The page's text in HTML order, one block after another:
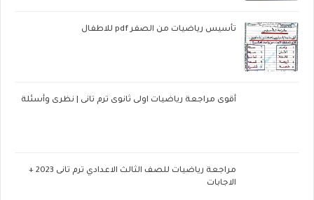
تأسيس رياضيات من الصفر pdf للاطفال
أقوى مراجعة رياضيات اولى ثانوى ترم تانى | نظرى وأسئلة
مراجعة رياضيات للصف الثالث الاعدادي ترم تانى 2023 +
الاجابات